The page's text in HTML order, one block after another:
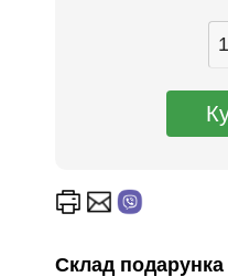
Склад подарунка